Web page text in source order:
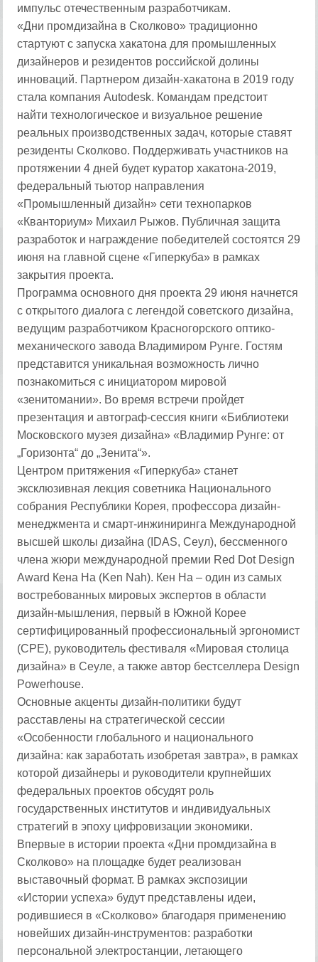
импульс отечественным разработчикам.
«Дни промдизайна в Сколково» традиционно
стартуют с запуска хакатона для промышленных
дизайнеров и резидентов российской долины
инноваций. Партнером дизайн-хакатона в 2019 году
стала компания Autodesk. Командам предстоит
найти технологическое и визуальное решение
реальных производственных задач, которые ставят
резиденты Сколково. Поддерживать участников на
протяжении 4 дней будет куратор хакатона-2019,
федеральный тьютор направления
«Промышленный дизайн» сети технопарков
«Кванториум» Михаил Рыжов. Публичная защита
разработок и награждение победителей состоятся 29
июня на главной сцене «Гиперкуба» в рамках
закрытия проекта.
Программа основного дня проекта 29 июня начнется
с открытого диалога с легендой советского дизайна,
ведущим разработчиком Красногорского оптико-
механического завода Владимиром Рунге. Гостям
представится уникальная возможность лично
познакомиться с инициатором мировой
«зенитомании». Во время встречи пройдет
презентация и автограф-сессия книги «Библиотеки
Московского музея дизайна» «Владимир Рунге: от
„Горизонта“ до „Зенита“».
Центром притяжения «Гиперкуба» станет
эксклюзивная лекция советника Национального
собрания Республики Корея, профессора дизайн-
менеджмента и смарт-инжиниринга Международной
высшей школы дизайна (IDAS, Сеул), бессменного
члена жюри международной премии Red Dot Design
Award Кена На (Ken Nah). Кен На – один из самых
востребованных мировых экспертов в области
дизайн-мышления, первый в Южной Корее
сертифицированный профессиональный эргономист
(CPE), руководитель фестиваля «Мировая столица
дизайна» в Сеуле, а также автор бестселлера Design
Powerhouse.
Основные акценты дизайн-политики будут
расставлены на стратегической сессии
«Особенности глобального и национального
дизайна: как заработать изобретая завтра», в рамках
которой дизайнеры и руководители крупнейших
федеральных проектов обсудят роль
государственных институтов и индивидуальных
стратегий в эпоху цифровизации экономики.
Впервые в истории проекта «Дни промдизайна в
Сколково» на площадке будет реализован
выставочный формат. В рамках экспозиции
«Истории успеха» будут представлены идеи,
родившиеся в «Сколково» благодаря применению
новейших дизайн-инструментов: разработки
персональной электростанции, летающего